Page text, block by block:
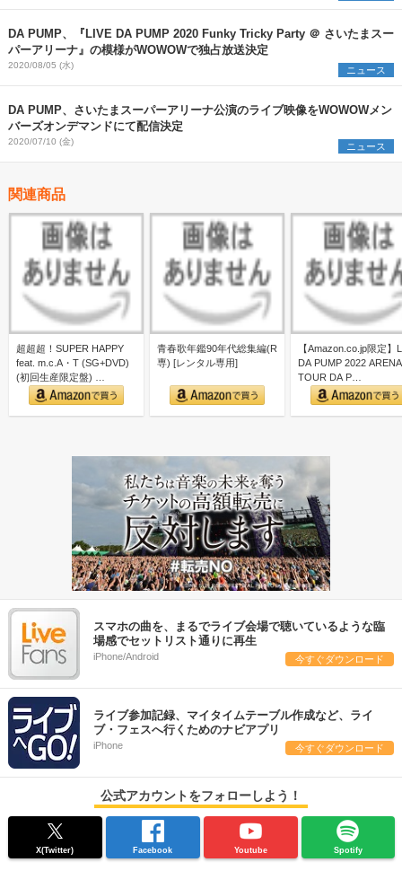
DA PUMP、『LIVE DA PUMP 2020 Funky Tricky Party ＠ さいたまスー
パーアリーナ』の模様がWOWOWで独占放送決定
2020/08/05 (水) ニュース
DA PUMP、さいたまスーパーアリーナ公演のライブ映像をWOWOWメン
バーズオンデマンドにて配信決定
2020/07/10 (金) ニュース
関連商品
超超超！SUPER HAPPY
feat. m.c.A・T (SG+DVD)
(初回生産限定盤) …
青春歌年鑑90年代総集編(R
専) [レンタル専用]
【Amazon.co.jp限定】
DA PUMP 2022 ARENA
TOUR DA P…
スマホの曲を、まるでライブ会場で聴いているような臨
場感でセットリスト通りに再生
iPhone/Android 今すぐダウンロード
ライブ参加記録、マイタイムテーブル作成など、ライ
ブ・フェスへ行くためのナビアプリ
iPhone 今すぐダウンロード
公式アカウントをフォローしよう！
X(Twitter) Facebook Youtube Spotify